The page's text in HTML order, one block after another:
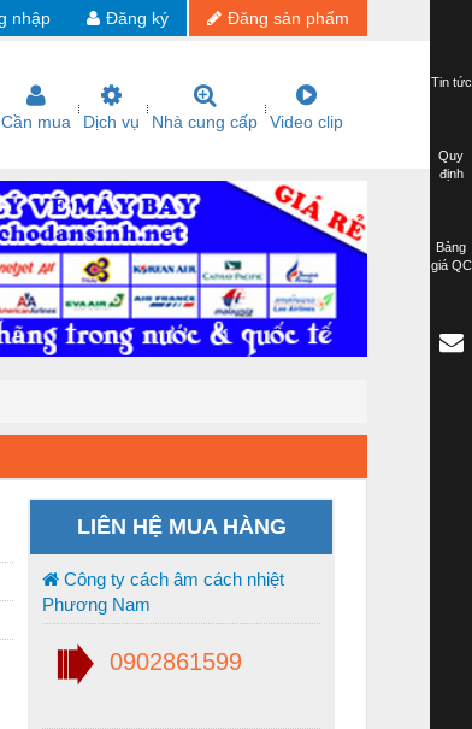
Đăng sản phẩm
Đăng ký
nhập
Cần mua Dịch vụ Nhà cung cấp Video clip
LIÊN HỆ MUA HÀNG
Công ty cách âm cách nhiệt
Phương Nam
0902861599
Tin tức
Quy
định
Bảng
giá QC